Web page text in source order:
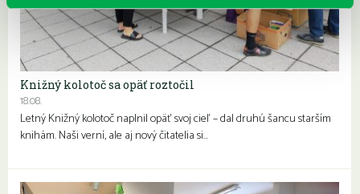
Knižný kolotoč sa opäť roztočil
18.08.
Letný Knižný kolotoč naplnil opäť svoj cieľ – dal druhú šancu starším
knihám. Naši verní, ale aj nový čitatelia si…